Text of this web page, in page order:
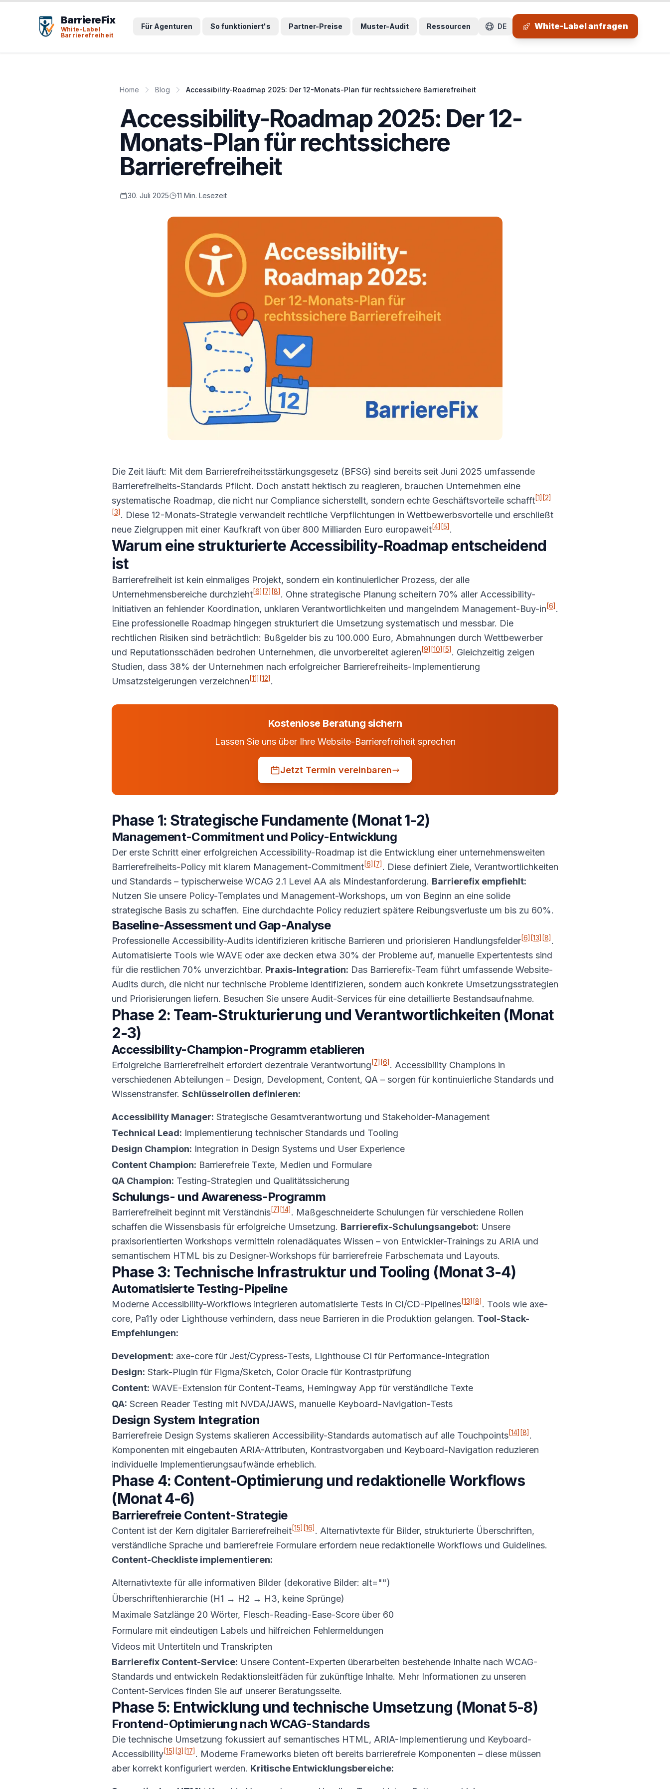
BarriereFix
White-Label
Barrierefreiheit
Für Agenturen So funktioniert's Partner-Preise Muster-Audit Ressourcen DE White-Label anfragen
Home Blog Accessibility-Roadmap 2025: Der 12-Monats-Plan für rechtssichere Barrierefreiheit
Accessibility-Roadmap 2025: Der 12-
Monats-Plan für rechtssichere
Barrierefreiheit
30. Juli 2025 11 Min. Lesezeit
Die Zeit läuft: Mit dem Barrierefreiheitsstärkungsgesetz (BFSG) sind bereits seit Juni 2025 umfassende
Barrierefreiheits-Standards Pflicht. Doch anstatt hektisch zu reagieren, brauchen Unternehmen eine
systematische Roadmap, die nicht nur Compliance sicherstellt, sondern echte Geschäftsvorteile schafft[1] [2]
[3] . Diese 12-Monats-Strategie verwandelt rechtliche Verpflichtungen in Wettbewerbsvorteile und erschließt
neue Zielgruppen mit einer Kaufkraft von über 800 Milliarden Euro europaweit[4] [5] .
Warum eine strukturierte Accessibility-Roadmap entscheidend
ist
Barrierefreiheit ist kein einmaliges Projekt, sondern ein kontinuierlicher Prozess, der alle
Unternehmensbereiche durchzieht[6] [7] [8] . Ohne strategische Planung scheitern 70% aller Accessibility-
Initiativen an fehlender Koordination, unklaren Verantwortlichkeiten und mangelndem Management-Buy-in [6] .
Eine professionelle Roadmap hingegen strukturiert die Umsetzung systematisch und messbar. Die
rechtlichen Risiken sind beträchtlich: Bußgelder bis zu 100.000 Euro, Abmahnungen durch Wettbewerber
und Reputationsschäden bedrohen Unternehmen, die unvorbereitet agieren [9] [10] [5] . Gleichzeitig zeigen
Studien, dass 38% der Unternehmen nach erfolgreicher Barrierefreiheits-Implementierung
Umsatzsteigerungen verzeichnen [11] [12] .
Kostenlose Beratung sichern
Lassen Sie uns über Ihre Website-Barrierefreiheit sprechen
Jetzt Termin vereinbaren
Phase 1: Strategische Fundamente (Monat 1-2)
Management-Commitment und Policy-Entwicklung
Der erste Schritt einer erfolgreichen Accessibility-Roadmap ist die Entwicklung einer unternehmensweiten
Barrierefreiheits-Policy mit klarem Management-Commitment[6] [7] . Diese definiert Ziele, Verantwortlichkeiten
und Standards – typischerweise WCAG 2.1 Level AA als Mindestanforderung. Barrierefix empfiehlt:
Nutzen Sie unsere Policy-Templates und Management-Workshops, um von Beginn an eine solide
strategische Basis zu schaffen. Eine durchdachte Policy reduziert spätere Reibungsverluste um bis zu 60%.
Baseline-Assessment und Gap-Analyse
Professionelle Accessibility-Audits identifizieren kritische Barrieren und priorisieren Handlungsfelder[6] [13] [8] .
Automatisierte Tools wie WAVE oder axe decken etwa 30% der Probleme auf, manuelle Expertentests sind
für die restlichen 70% unverzichtbar. Praxis-Integration: Das Barrierefix-Team führt umfassende Website-
Audits durch, die nicht nur technische Probleme identifizieren, sondern auch konkrete Umsetzungsstrategien
und Priorisierungen liefern. Besuchen Sie unsere Audit-Services für eine detaillierte Bestandsaufnahme.
Phase 2: Team-Strukturierung und Verantwortlichkeiten (Monat
2-3)
Accessibility-Champion-Programm etablieren
Erfolgreiche Barrierefreiheit erfordert dezentrale Verantwortung [7] [6] . Accessibility Champions in
verschiedenen Abteilungen – Design, Development, Content, QA – sorgen für kontinuierliche Standards und
Wissenstransfer. Schlüsselrollen definieren:
Accessibility Manager: Strategische Gesamtverantwortung und Stakeholder-Management
Technical Lead: Implementierung technischer Standards und Tooling
Design Champion: Integration in Design Systems und User Experience
Content Champion: Barrierefreie Texte, Medien und Formulare
QA Champion: Testing-Strategien und Qualitätssicherung
Schulungs- und Awareness-Programm
Barrierefreiheit beginnt mit Verständnis[7] [14] . Maßgeschneiderte Schulungen für verschiedene Rollen
schaffen die Wissensbasis für erfolgreiche Umsetzung. Barrierefix-Schulungsangebot: Unsere
praxisorientierten Workshops vermitteln rolenadäquates Wissen – von Entwickler-Trainings zu ARIA und
semantischem HTML bis zu Designer-Workshops für barrierefreie Farbschemata und Layouts.
Phase 3: Technische Infrastruktur und Tooling (Monat 3-4)
Automatisierte Testing-Pipeline
Moderne Accessibility-Workflows integrieren automatisierte Tests in CI/CD-Pipelines[13] [8] . Tools wie axe-
core, Pa11y oder Lighthouse verhindern, dass neue Barrieren in die Produktion gelangen. Tool-Stack-
Empfehlungen:
Development: axe-core für Jest/Cypress-Tests, Lighthouse CI für Performance-Integration
Design: Stark-Plugin für Figma/Sketch, Color Oracle für Kontrastprüfung
Content: WAVE-Extension für Content-Teams, Hemingway App für verständliche Texte
QA: Screen Reader Testing mit NVDA/JAWS, manuelle Keyboard-Navigation-Tests
Design System Integration
Barrierefreie Design Systems skalieren Accessibility-Standards automatisch auf alle Touchpoints[14] [8] .
Komponenten mit eingebauten ARIA-Attributen, Kontrastvorgaben und Keyboard-Navigation reduzieren
individuelle Implementierungsaufwände erheblich.
Phase 4: Content-Optimierung und redaktionelle Workflows
(Monat 4-6)
Barrierefreie Content-Strategie
Content ist der Kern digitaler Barrierefreiheit[15] [16] . Alternativtexte für Bilder, strukturierte Überschriften,
verständliche Sprache und barrierefreie Formulare erfordern neue redaktionelle Workflows und Guidelines.
Content-Checkliste implementieren:
Alternativtexte für alle informativen Bilder (dekorative Bilder: alt="")
Überschriftenhierarchie (H1 → H2 → H3, keine Sprünge)
Maximale Satzlänge 20 Wörter, Flesch-Reading-Ease-Score über 60
Formulare mit eindeutigen Labels und hilfreichen Fehlermeldungen
Videos mit Untertiteln und Transkripten
Barrierefix Content-Service: Unsere Content-Experten überarbeiten bestehende Inhalte nach WCAG-
Standards und entwickeln Redaktionsleitfäden für zukünftige Inhalte. Mehr Informationen zu unseren
Content-Services finden Sie auf unserer Beratungsseite.
Phase 5: Entwicklung und technische Umsetzung (Monat 5-8)
Frontend-Optimierung nach WCAG-Standards
Die technische Umsetzung fokussiert auf semantisches HTML, ARIA-Implementierung und Keyboard-
Accessibility[15] [3] [17] . Moderne Frameworks bieten oft bereits barrierefreie Komponenten – diese müssen
aber korrekt konfiguriert werden. Kritische Entwicklungsbereiche: